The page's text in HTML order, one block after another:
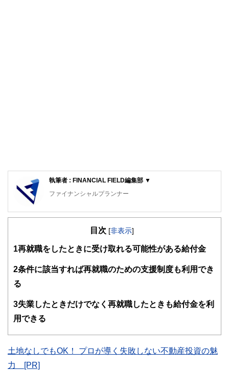
執筆者 : FINANCIAL FIELD編集部 ▼
ファイナンシャルプランナー
FinancialField編集部は、金融、経済に関する記事を、日々
知識がない方でも理解できるようわかりやすく発信していま
得者を中心に「お金や暮らし」に関する書籍・雑誌の編集経
験者で構成され、企画立案から記事掲載まですべての工程に
FinancialFieldの特徴は、ファイナンシャルプランナー、弁
かしく感じられる年金や税金、相続、保険、ローンなどの話
をわかりやすく発信している点です。
目次 [非表示]
1 再就職をしたときに受け取れる可能性がある給付金
2条件に該当すれば再就職のための支援制度も利用でき
る
3失業したときだけでなく再就職したときも給付金を利
用できる
土地なしでもOK！ プロが導く失敗しない不動産投資の魅
力 [PR]